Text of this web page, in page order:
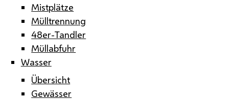
Mistplätze
Mülltrennung
48er-Tandler
Müllabfuhr
Wasser
Übersicht
Gewässer